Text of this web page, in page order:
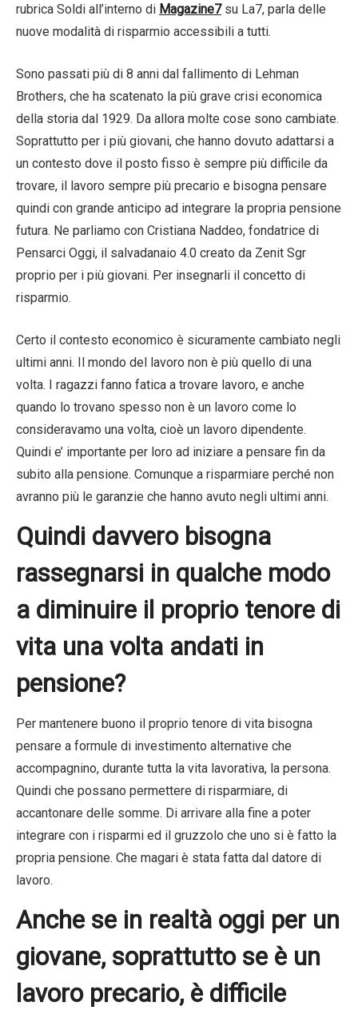
rubrica Soldi all’interno di Magazine7su La7, parla delle
nuove modalità di risparmio accessibili a tutti.
Sono passati più di 8 anni dal fallimento di Lehman
Brothers, che ha scatenato la più grave crisi economica
della storia dal 1929. Da allora molte cose sono cambiate.
Soprattutto per i più giovani, che hanno dovuto adattarsi a
un contesto dove il posto fisso è sempre più difficile da
trovare, il lavoro sempre più precario e bisogna pensare
quindi con grande anticipo ad integrare la propria pensione
futura. Ne parliamo con Cristiana Naddeo, fondatrice di
Pensarci Oggi, il salvadanaio 4.0 creato da Zenit Sgr
proprio per i più giovani. Per insegnarli il concetto di
risparmio.
Certo il contesto economico è sicuramente cambiato negli
ultimi anni. Il mondo del lavoro non è più quello di una
volta. I ragazzi fanno fatica a trovare lavoro, e anche
quando lo trovano spesso non è un lavoro come lo
consideravamo una volta, cioè un lavoro dipendente.
Quindi e’ importante per loro ad iniziare a pensare fin da
subito alla pensione. Comunque a risparmiare perché non
avranno più le garanzie che hanno avuto negli ultimi anni.
Quindi davvero bisogna
rassegnarsi in qualche modo
a diminuire il proprio tenore di
vita una volta andati in
pensione?
Per mantenere buono il proprio tenore di vita bisogna
pensare a formule di investimento alternative che
accompagnino, durante tutta la vita lavorativa, la persona.
Quindi che possano permettere di risparmiare, di
accantonare delle somme. Di arrivare alla fine a poter
integrare con i risparmi ed il gruzzolo che uno si è fatto la
propria pensione. Che magari è stata fatta dal datore di
lavoro.
Anche se in realtà oggi per un
giovane, soprattutto se è un
lavoro precario, è difficile